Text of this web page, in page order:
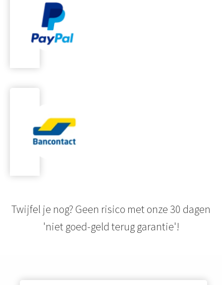
Twijfel je nog? Geen risico met onze 30 dagen
'niet goed-geld terug garantie'!